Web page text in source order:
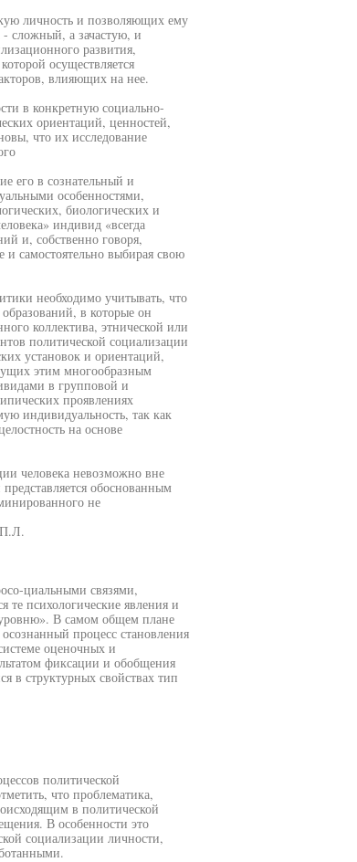
личность и позволяющих ему
сложный, а зачастую, и
развития,
осуществляется
влияющих на нее.
в конкретную социально-
ориентаций, ценностей,
что их исследование
его в сознательный и
особенностями,
биологических и
индивид «всегда
и, собственно говоря,
самостоятельно выбирая свою
необходимо учитывать, что
в которые он
коллектива, этнической или
политической социализации
установок и ориентаций,
этим многообразным
в групповой и
проявлениях
индивидуальность, так как
на основе
человека невозможно вне
обоснованным
не
П.Л.
циальными связями,
те психологические явления и
В самом общем плане
процесс становления
оценочных и
фиксации и обобщения
в структурных свойствах тип
политической
что проблематика,
в политической
В особенности это
социализации личности,